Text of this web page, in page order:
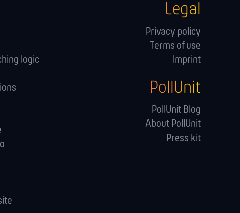
logic
Legal
Privacy policy
Terms of use
Imprint
PollUnit
PollUnit Blog
About PollUnit
Press kit